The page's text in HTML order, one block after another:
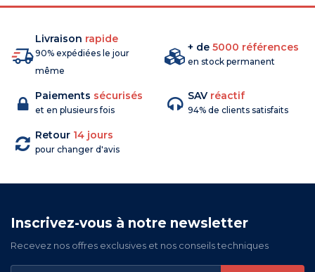
Livraison rapide
90% expédiées le jour
même
+ de 5000 références
en stock permanent
Paiements sécurisés
et en plusieurs fois
SAV réactif
94% de clients satisfaits
Retour 14 jours
pour changer d'avis
Inscrivez-vous à notre newsletter
Recevez nos offres exclusives et nos conseils techniques